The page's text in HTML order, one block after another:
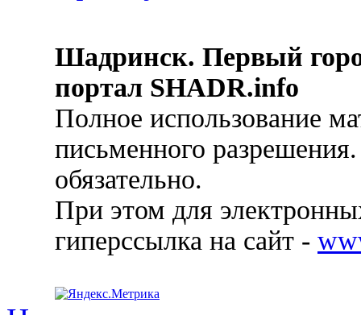
Шадринск. Первый
портал SHADR.info
Полное использование
письменного
обязательно.
При этом для
гиперссылка на сайт -